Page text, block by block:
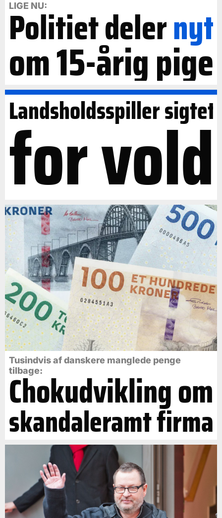
LIGE NU:
Politiet delernyt
om 15-årig pige
Landsholdsspiller sigtet
for vold
Tusindvis af danskere manglede penge
tilbage:
Chokudvikling om
skandaleramt firma